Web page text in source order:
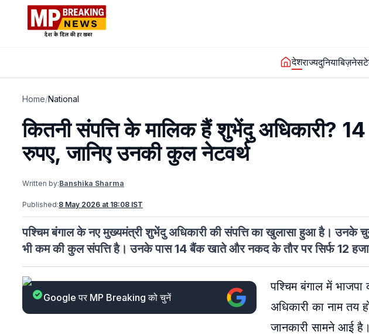
देशराज्यदुनियाबिज़नेस
Home/National
कितनी संपत्ति के मालिक हैं शुभेंदु अधिकारी?
रुपए, जानिए उनकी कुल नेटवर्थ
Written by:Banshika Sharma
Published:8 May 2026 at 18:08 IST
पश्चिम बंगाल के नए मुख्यमंत्री शुभेंदु अधिकारी की संपत्ति का खुलासा हुआ है। उनके
भी कम की कुल संपत्ति है। उनके पास 14 बैंक खाते और नकद के तौर पर सिर्फ 12
Google पर MP Breaking को चुनें
पश्चिम बंगाल में
अधिकारी का नाम तय
जानकारी सामने आई